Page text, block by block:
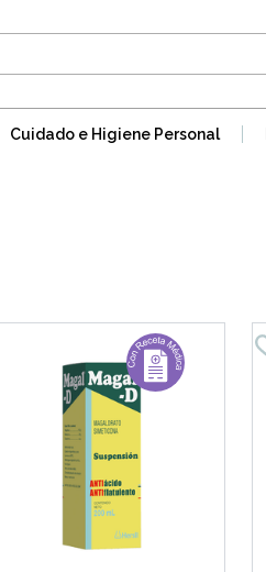
Cuidado e Higiene Personal